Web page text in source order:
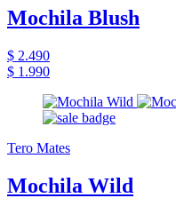
Mochila Blush
$ 2.490
$ 1.990
Tero Mates
Mochila Wild